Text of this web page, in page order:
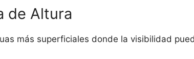
de Altura
más superficiales donde la visibilidad